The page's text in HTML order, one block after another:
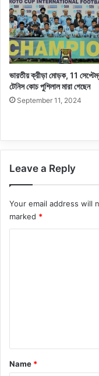
ভারতীয় ক্রীড়া মোড়ক, 11
টেনিস কোচ পুশিলাল মারা গেছেন
September 11, 2024
Leave a Reply
Your email address will
marked *
*
Name *